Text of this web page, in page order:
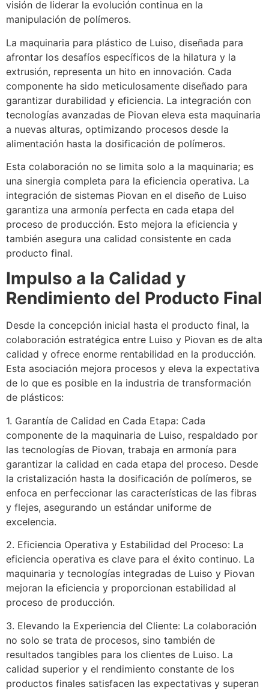
visión de liderar la evolución continua en la
manipulación de polímeros.
La maquinaria para plástico de Luiso, diseñada para
afrontar los desafíos específicos de la hilatura y la
extrusión, representa un hito en innovación. Cada
componente ha sido meticulosamente diseñado para
garantizar durabilidad y eficiencia. La integración con
tecnologías avanzadas de Piovan eleva esta maquinaria
a nuevas alturas, optimizando procesos desde la
alimentación hasta la dosificación de polímeros.
Esta colaboración no se limita solo a la maquinaria; es
una sinergia completa para la eficiencia operativa. La
integración de sistemas Piovan en el diseño de Luiso
garantiza una armonía perfecta en cada etapa del
proceso de producción. Esto mejora la eficiencia y
también asegura una calidad consistente en cada
producto final.
Impulso a la Calidad y
Rendimiento del Producto Final
Desde la concepción inicial hasta el producto final, la
colaboración estratégica entre Luiso y Piovan es de alta
calidad y ofrece enorme rentabilidad en la producción.
Esta asociación mejora procesos y eleva la expectativa
de lo que es posible en la industria de transformación
de plásticos:
1. Garantía de Calidad en Cada Etapa: Cada
componente de la maquinaria de Luiso, respaldado por
las tecnologías de Piovan, trabaja en armonía para
garantizar la calidad en cada etapa del proceso. Desde
la cristalización hasta la dosificación de polímeros, se
enfoca en perfeccionar las características de las fibras
y flejes, asegurando un estándar uniforme de
excelencia.
2. Eficiencia Operativa y Estabilidad del Proceso: La
eficiencia operativa es clave para el éxito continuo. La
maquinaria y tecnologías integradas de Luiso y Piovan
mejoran la eficiencia y proporcionan estabilidad al
proceso de producción.
3. Elevando la Experiencia del Cliente: La colaboración
no solo se trata de procesos, sino también de
resultados tangibles para los clientes de Luiso. La
calidad superior y el rendimiento constante de los
productos finales satisfacen las expectativas y superan